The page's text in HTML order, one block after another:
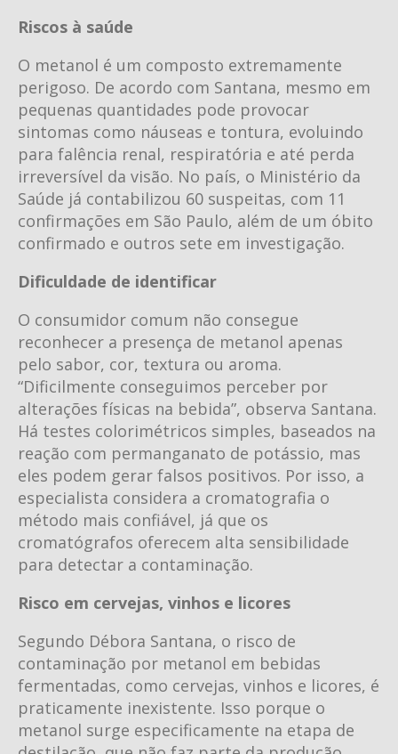
Riscos à saúde
O metanol é um composto extremamente
perigoso. De acordo com Santana, mesmo em
pequenas quantidades pode provocar
sintomas como náuseas e tontura, evoluindo
para falência renal, respiratória e até perda
irreversível da visão. No país, o Ministério da
Saúde já contabilizou 60 suspeitas, com 11
confirmações em São Paulo, além de um óbito
confirmado e outros sete em investigação.
Dificuldade de identificar
O consumidor comum não consegue
reconhecer a presença de metanol apenas
pelo sabor, cor, textura ou aroma.
“Dificilmente conseguimos perceber por
alterações físicas na bebida”, observa Santana.
Há testes colorimétricos simples, baseados na
reação com permanganato de potássio, mas
eles podem gerar falsos positivos. Por isso, a
especialista considera a cromatografia o
método mais confiável, já que os
cromatógrafos oferecem alta sensibilidade
para detectar a contaminação.
Risco em cervejas, vinhos e licores
Segundo Débora Santana, o risco de
contaminação por metanol em bebidas
fermentadas, como cervejas, vinhos e licores, é
praticamente inexistente. Isso porque o
metanol surge especificamente na etapa de